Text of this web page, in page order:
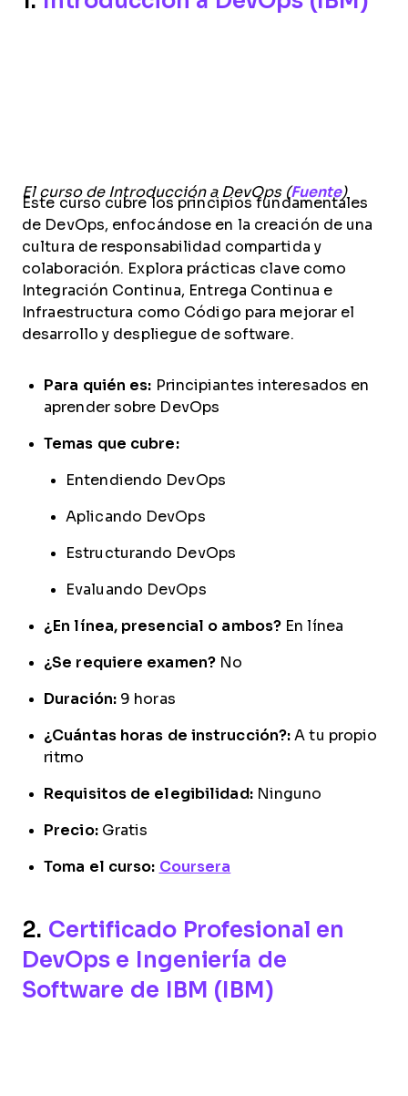
El curso de Introducción a DevOps (Fuente)
Este curso cubre los principios fundamentales
de DevOps, enfocándose en la creación de una
cultura de responsabilidad compartida y
colaboración. Explora prácticas clave como
Integración Continua, Entrega Continua e
Infraestructura como Código para mejorar el
desarrollo y despliegue de software.
Para quién es: Principiantes interesados en
aprender sobre DevOps
Temas que cubre:
Entendiendo DevOps
Aplicando DevOps
Estructurando DevOps
Evaluando DevOps
¿En línea, presencial o ambos? En línea
¿Se requiere examen? No
Duración: 9 horas
¿Cuántas horas de instrucción?: A tu propio
ritmo
Requisitos de elegibilidad:Ninguno
Precio:Gratis
Toma el curso: Coursera
2. Certificado Profesional en
DevOps e Ingeniería de
Software de IBM (IBM)